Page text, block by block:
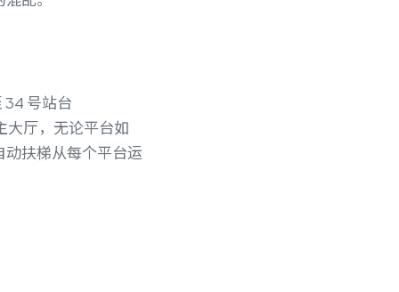
34 号站台
大厅，无论平台如
扶梯从每个平台运